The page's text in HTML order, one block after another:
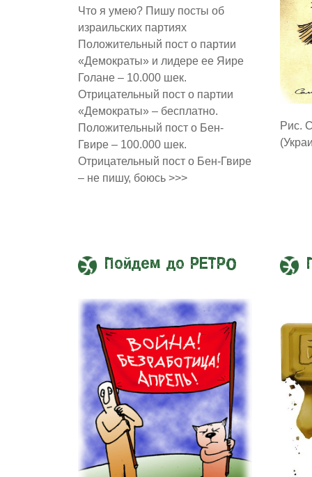
Что я умею? Пишу посты об
израильских партиях
Положительный пост о партии
«Демократы» и лидере ее Яире
Голане – 10.000 шек.
Отрицательный пост о партии
«Демократы» – бесплатно.
Положительный пост о Бен-
Гвире – 100.000 шек.
Отрицательный пост о Бен-Гвире
– не пишу, боюсь >>>
Рис.
Пойдем до РЕТРО